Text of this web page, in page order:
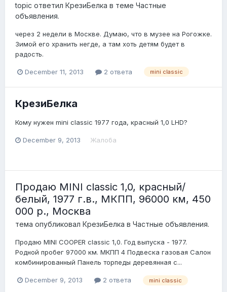
topic ответил КрезиБелка в теме Частные
объявления.
через 2 недели в Москве. Думаю, что в музее на Рогожке.
Зимой его хранить негде, а там хоть детям будет в
радость.
December 11, 2013 2 ответа mini classic
КрезиБелка
Кому нужен mini classic 1977 года, красный 1,0 LHD?
December 9, 2013 Жалоба
Продаю MINI classic 1,0, красный/
белый, 1977 г.в., МКПП, 96000 км, 450
000 р., Москва
тема опубликовал КрезиБелка в Частные объявления.
Продаю MINI COOPER classic 1,0. Год выпуска - 1977.
Родной пробег 97000 км. МКПП 4 Подвеска газовая Салон
комбинированный Панель торпеды деревянная с...
December 9, 2013 2 ответа mini classic